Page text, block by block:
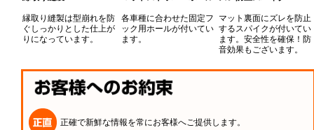
縁取り縫製は型崩れを防
ぐしっかりとした仕上が
りになっています。
各車種に合わせた固定フ
ック用ホールが付いてい
ます。
マット裏面にズレを防止
するスパイクが付いてい
ます。安全性を確保！防
音効果もございます。
正確で新鮮な情報を常にお客様へご提供します。